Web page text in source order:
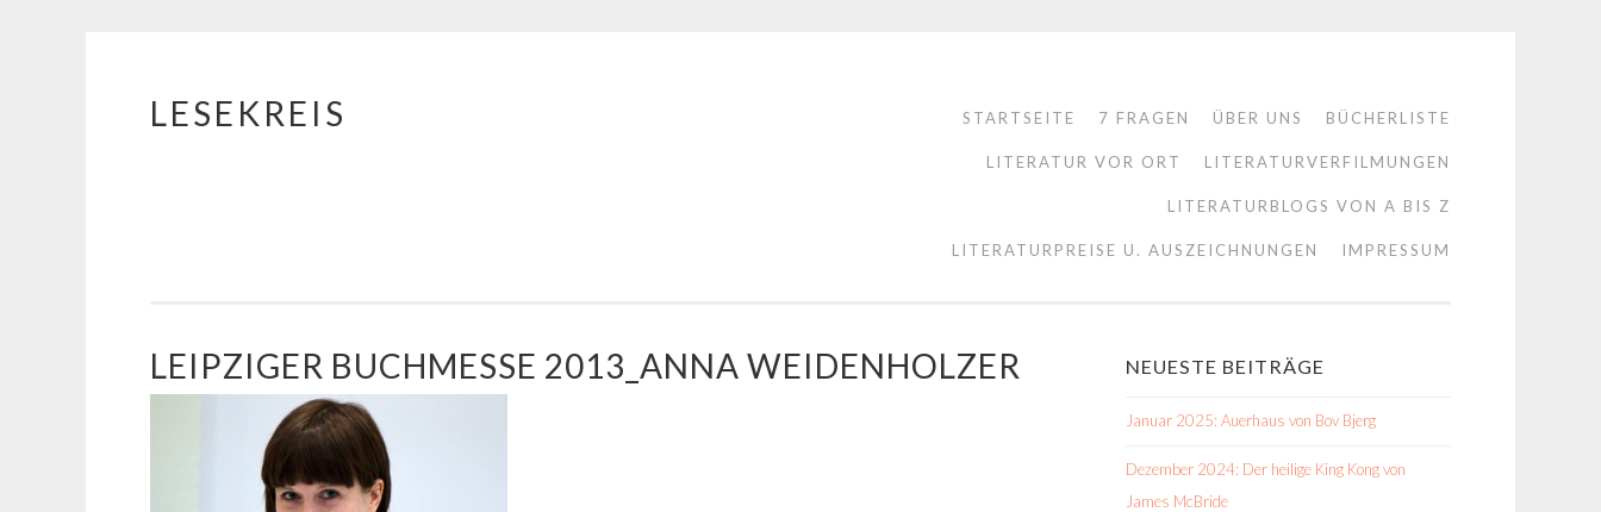
Springe
LESEKREIS STARTSEITE 7 FRAGEN ÜBER UNS BÜCHERLISTE
LITERATUR VOR ORT LITERATURVERFILMUNGEN
LITERATURBLOGS VON A BIS Z
LITERATURPREISE U. AUSZEICHNUNGEN IMPRESSUM
LEIPZIGER BUCHMESSE 2013_ANNA WEIDENHOLZER NEUESTE BEITRÄGE
Januar 2025: Auerhaus von Bov Bjerg
Dezember 2024: Der heilige King Kong von
James McBride